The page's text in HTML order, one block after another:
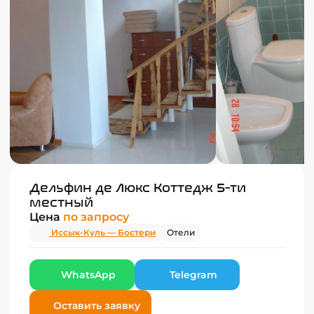
Дельфин де Люкс Коттедж 5-ти
местный
Цена по запросу
Иссык-Куль — Бостери Отели
WhatsApp Telegram
Оставить заявку